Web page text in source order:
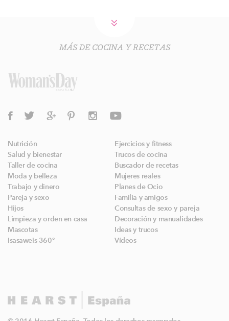
MÁS DE COCINA Y RECETAS
Nutrición
Ejercicios y fitness
Salud y bienestar
Trucos de cocina
Taller de cocina
Buscador de recetas
Moda y belleza
Mujeres reales
Trabajo y dinero
Planes de Ocio
Pareja y sexo
Familia y amigos
Hijos
Consultas de sexo y pareja
Limpieza y orden en casa
Decoración y manualidades
Mascotas
Ideas y trucos
Isasaweis 360º
Vídeos